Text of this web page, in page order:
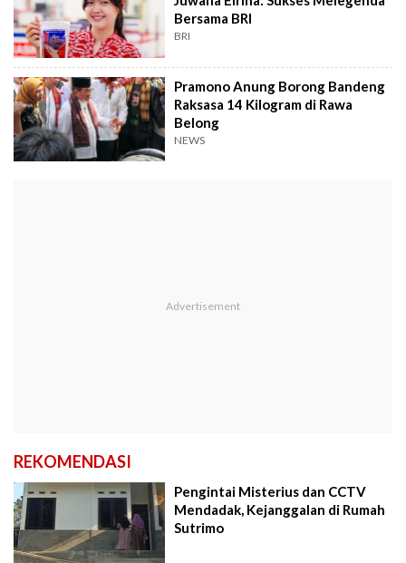
Bersama BRI
BRI
Pramono Anung Borong Bandeng
Raksasa 14 Kilogram di Rawa
Belong
NEWS
REKOMENDASI
Pengintai Misterius dan CCTV
Mendadak, Kejanggalan di Rumah
Sutrimo